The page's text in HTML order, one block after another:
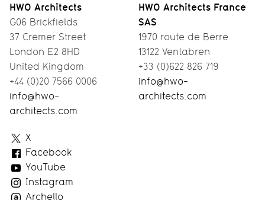
HWO Architects
G06 Brickfields
37 Cremer Street
London E2 8HD
United Kingdom
+44 (0)20 7566 0006
info@hwo-
architects.com
HWO Architects France
SAS
1970 route de Berre
13122 Ventabren
+33 (0)622 826 719
info@hwo-
architects.com
X
Facebook
YouTube
Instagram
Archello